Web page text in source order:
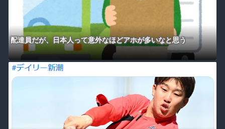
配達員だが、日本人って意外なほどアホが多いなと思う